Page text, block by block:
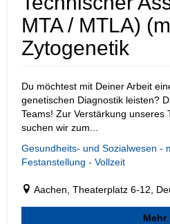
MTA / MTLA)
Zytogenetik
Du möchtest mit Deiner Arbeit
genetischen Diagnostik leisten?
Teams! Zur Verstärkung unseres
suchen wir zum...
Gesundheits- und Sozialwesen -
Festanstellung - Vollzeit
Aachen, Theaterplatz 6-12,
Mehr